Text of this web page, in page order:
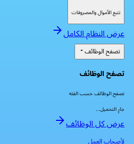
تتبع الأموال والمصروفات
عرض النظام الكامل
تصفح الوظائف
تصفح الوظائف
تصفح الوظائف حسب الفئه
جارٍ التحميل...
عرض كل الوظائف